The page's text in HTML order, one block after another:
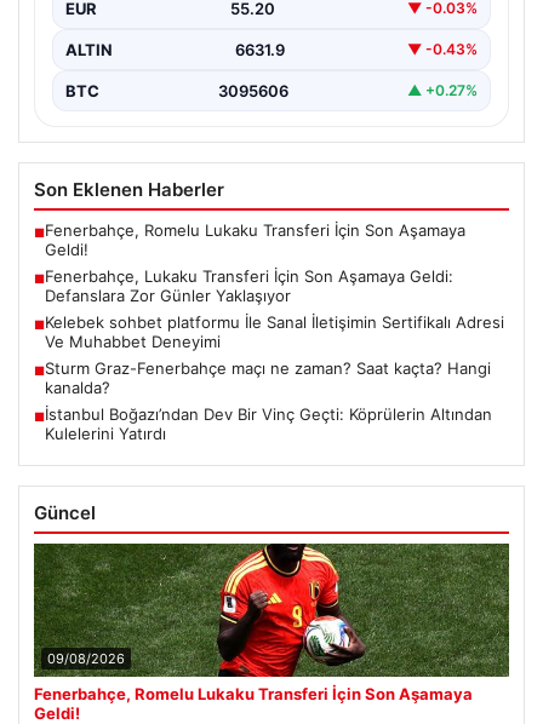
hazırlanıyor.…
EUR 55.20 ▼ -0.03%
ALTIN 6631.9 ▼ -0.43%
BTC 3095606 ▲ +0.27%
Son Eklenen Haberler
■Fenerbahçe, Romelu Lukaku Transferi İçin Son Aşamaya
Geldi!
■Fenerbahçe, Lukaku Transferi İçin Son Aşamaya Geldi:
Defanslara Zor Günler Yaklaşıyor
■Kelebek sohbet platformu İle Sanal İletişimin Sertifikalı Adresi
Ve Muhabbet Deneyimi
■Sturm Graz-Fenerbahçe maçı ne zaman? Saat kaçta? Hangi
kanalda?
■İstanbul Boğazı’ndan Dev Bir Vinç Geçti: Köprülerin Altından
Kulelerini Yatırdı
Güncel
09/08/2026
Fenerbahçe, Romelu Lukaku Transferi İçin Son Aşamaya
Geldi!